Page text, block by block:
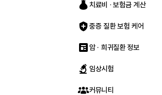
치료비 ∙ 보험금 계산
중증 질환 보험 케어
암 · 희귀질환 정보
임상시험
커뮤니티